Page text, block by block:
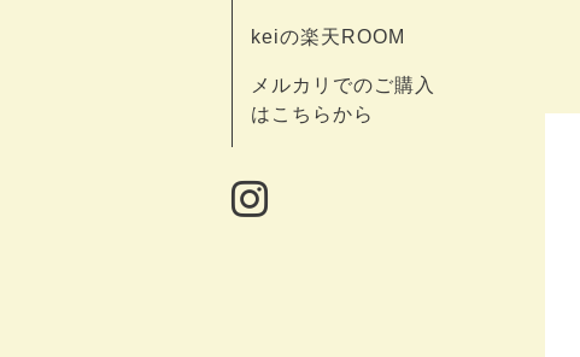
keiの楽天ROOM
メルカリでのご購入
はこちらから